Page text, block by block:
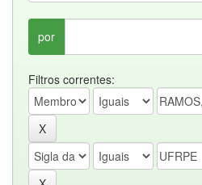
por
Filtros correntes: